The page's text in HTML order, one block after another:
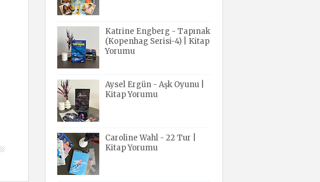
Katrine Engberg - Tapınak
(Kopenhag Serisi-4) | Kitap
Yorumu
Aysel Ergün - Aşk Oyunu |
Kitap Yorumu
Caroline Wahl - 22 Tur |
Kitap Yorumu